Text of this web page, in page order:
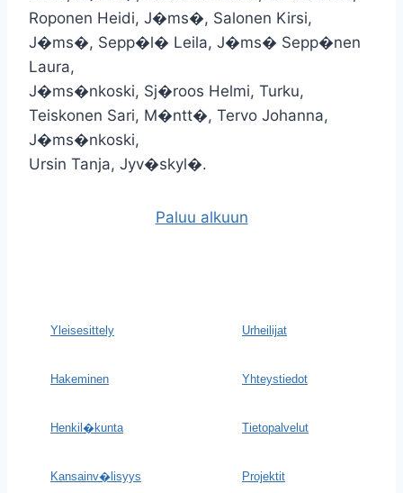
Roponen Heidi, J�ms�, Salonen Kirsi,
J�ms�, Sepp�l� Leila, J�ms� Sepp�nen
Laura,
J�ms�nkoski, Sj�roos Helmi, Turku,
Teiskonen Sari, M�ntt�, Tervo Johanna,
J�ms�nkoski,
Ursin Tanja, Jyv�skyl�.
Paluu alkuun
Yleisesittely Urheilijat
Hakeminen Yhteystiedot
Henkil�kunta Tietopalvelut
Kansainv�lisyys Projektit